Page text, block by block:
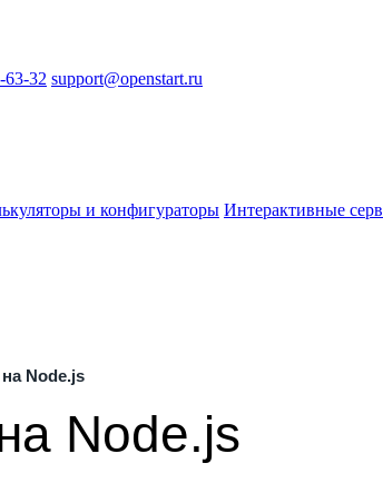
63-32 support@openstart.ru
и конфигураторы Интерактивные
на Node.js
Node.js